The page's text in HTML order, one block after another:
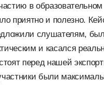
в образовательном
приятно и полезно.
слушателям, был
и касался
перед нашей
были